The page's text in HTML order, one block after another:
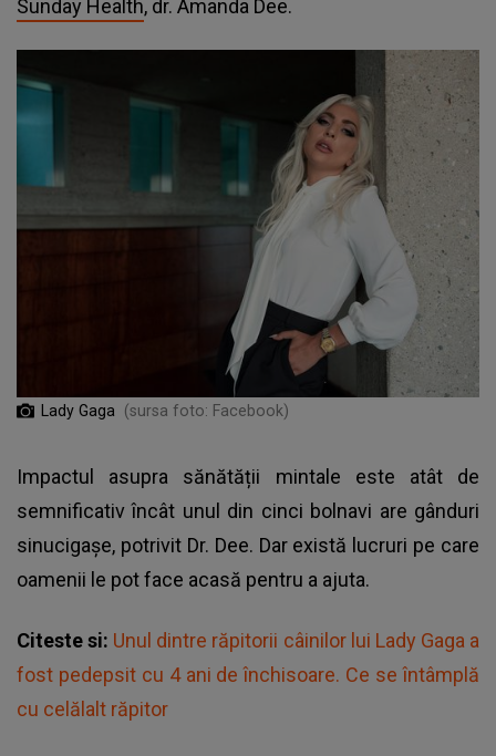
Sunday Health, dr. Amanda Dee.
Lady Gaga (sursa foto: Facebook)
Impactul asupra sănătății mintale este atât de
semnificativ încât unul din cinci bolnavi are gânduri
sinucigașe, potrivit Dr. Dee. Dar există lucruri pe care
oamenii le pot face acasă pentru a ajuta.
Citeste si: Unul dintre răpitorii câinilor lui Lady Gaga a
fost pedepsit cu 4 ani de închisoare. Ce se întâmplă
cu celălalt răpitor